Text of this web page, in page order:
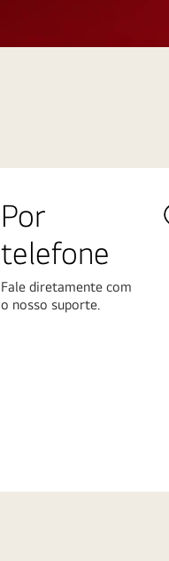
Por
telefone
Fale diretamente com
o nosso suporte.